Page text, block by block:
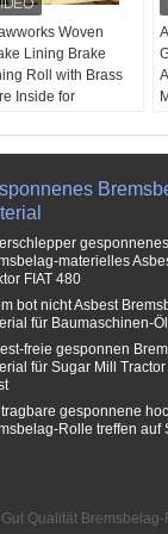
Woven
Lining Brake
Roll with Brass
Inside for
Leistung:
Probe:
gesponnenes
materielles
FIAT 480
bot nicht Asbest
für Baumaschinen-
freie gesponnen
für Sugar Mill
gesponnene
Rolle treffen auf
Qualität Bremsbelag-